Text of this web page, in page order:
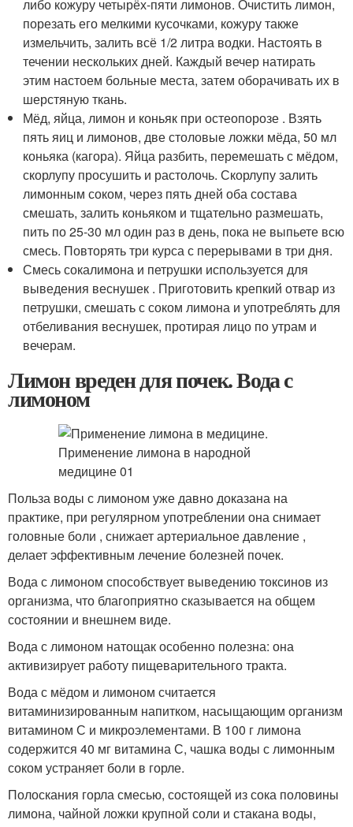
либо кожуру четырёх-пяти лимонов. Очистить лимон,
порезать его мелкими кусочками, кожуру также
измельчить, залить всё 1/2 литра водки. Настоять в
течении нескольких дней. Каждый вечер натирать
этим настоем больные места, затем оборачивать их в
шерстяную ткань.
Мёд, яйца, лимон и коньяк при остеопорозе . Взять
пять яиц и лимонов, две столовые ложки мёда, 50 мл
коньяка (кагора). Яйца разбить, перемешать с мёдом,
скорлупу просушить и растолочь. Скорлупу залить
лимонным соком, через пять дней оба состава
смешать, залить коньяком и тщательно размешать,
пить по 25-30 мл один раз в день, пока не выпьете всю
смесь. Повторять три курса с перерывами в три дня.
Смесь сокалимона и петрушки используется для
выведения веснушек . Приготовить крепкий отвар из
петрушки, смешать с соком лимона и употреблять для
отбеливания веснушек, протирая лицо по утрам и
вечерам.
Лимон вреден для почек. Вода с
лимоном
Польза воды с лимоном уже давно доказана на
практике, при регулярном употреблении она снимает
головные боли , снижает артериальное давление ,
делает эффективным лечение болезней почек.
Вода с лимоном способствует выведению токсинов из
организма, что благоприятно сказывается на общем
состоянии и внешнем виде.
Вода с лимоном натощак особенно полезна: она
активизирует работу пищеварительного тракта.
Вода с мёдом и лимоном считается
витаминизированным напитком, насыщающим организм
витамином С и микроэлементами. В 100 г лимона
содержится 40 мг витамина С, чашка воды с лимонным
соком устраняет боли в горле.
Полоскания горла смесью, состоящей из сока половины
лимона, чайной ложки крупной соли и стакана воды,